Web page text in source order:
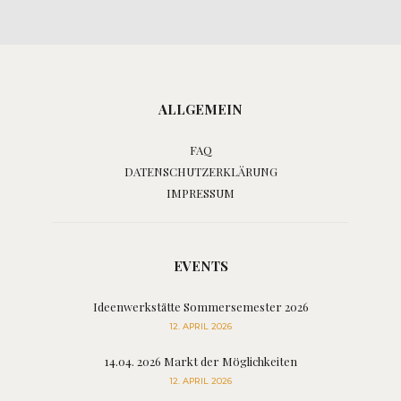
ALLGEMEIN
FAQ
DATENSCHUTZERKLÄRUNG
IMPRESSUM
EVENTS
Ideenwerkstätte Sommersemester 2026
12. APRIL 2026
14.04. 2026 Markt der Möglichkeiten
12. APRIL 2026